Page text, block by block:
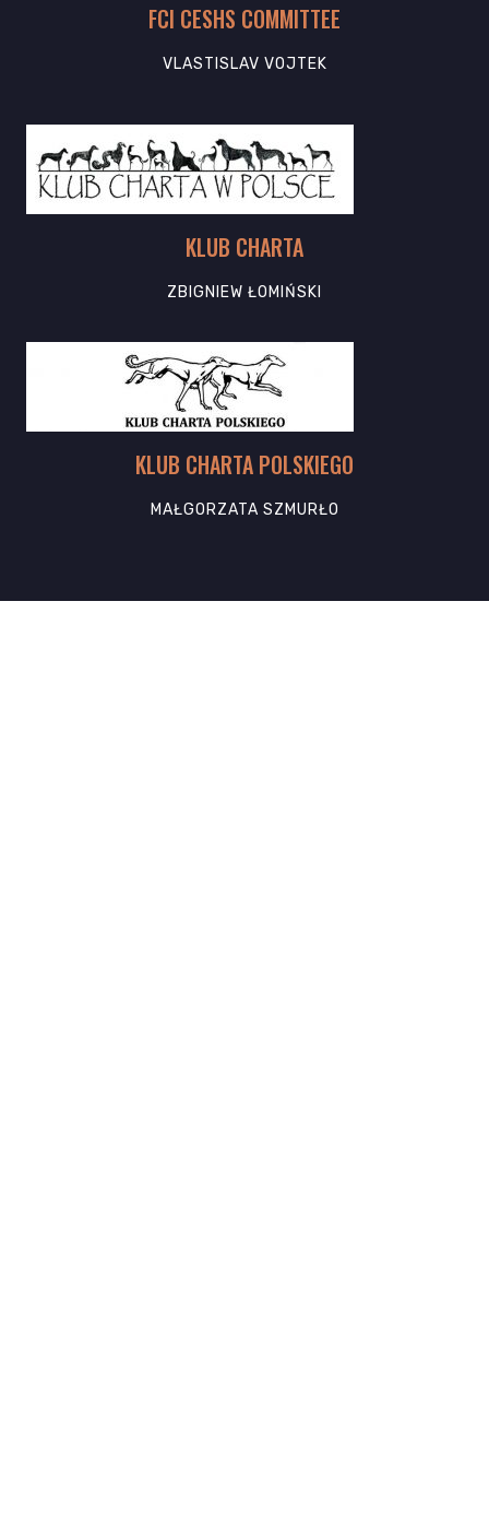
FCI CESHS COMMITTEE
VLASTISLAV VOJTEK
KLUB CHARTA
ZBIGNIEW ŁOMIŃSKI
KLUB CHARTA POLSKIEGO
MAŁGORZATA SZMURŁO